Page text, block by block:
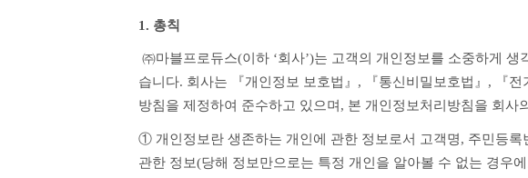
1. 총칙
습니다. 회사는 『개인정보 보호법』, 『통신비밀보호법』, 『
방침을 제정하여 준수하고 있으며, 본 개인정보처리방침을 회
① 개인정보란 생존하는 개인에 관한 정보로서 고객명, 주민등
관한 정보(당해 정보만으로는 특정 개인을 알아볼 수 없는 경우